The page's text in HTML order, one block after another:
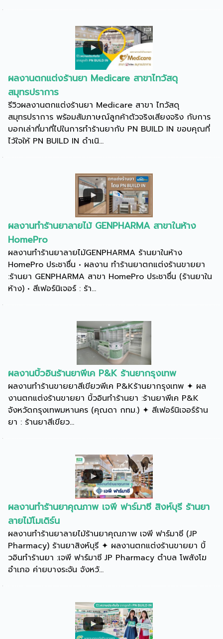
ผลงานตกแต่งร้านยา Medicare สาขาไทวัสดุ
สมุทรปราการ
รีวิวผลงานตกแต่งร้านยา Medicare สาขา ไทวัสดุ
สมุทรปราการ พร้อมสัมภาษณ์ลูกค้าตัวจริงเสียงจริง กับการ
บอกเล่าที่มาที่ไปในการทำร้านยากับ PN BUILD IN ขอบคุณที่
ไว้ใจให้ PN BUILD IN ดำเนิ...
ผลงานทำร้านยาลายไม้ GENPHARMA สาขาในห้าง
HomePro
ผลงานทำร้านยาลายไม้GENPHARMA ร้านยาในห้าง
HomePro ประชาชื่น • ผลงาน ทำร้านยาตกแต่งร้านขายยา
:ร้านยา GENPHARMA สาขา HomePro ประชาชื่น (ร้านยาใน
ห้าง) • สีเฟอร์นิเจอร์ : ร้า...
ผลงานบิ้วอินร้านยาพีเค P&K ร้านยากรุงเทพ
ผลงานทำร้านขายยาสีเขียวพีเค P&Kร้านยากรุงเทพ ✦ ผล
งานตกแต่งร้านขายยา บิ้วอินทำร้านยา :ร้านยาพีเค P&K
จังหวัดกรุงเทพมหานคร (คุณดา กทม.) ✦ สีเฟอร์นิเจอร์ร้าน
ยา : ร้านยาสีเขียว...
ผลงานทำร้านยาคุณภาพ เจพี ฟาร์มาซี สิงห์บุรี ร้านยา
ลายไม้โมเดิร์น
ผลงานทำร้านยาลายไม้ร้านยาคุณภาพ เจพี ฟาร์มาซี (JP
Pharmacy) ร้านยาสิงห์บุรี ✦ ผลงานตกแต่งร้านขายยา บิ้
วอินทำร้านยา :เจพี ฟาร์มาซี JP Pharmacy ตำบล โพสังโฆ
อำเภอ ค่ายบางระจัน จังหวั...